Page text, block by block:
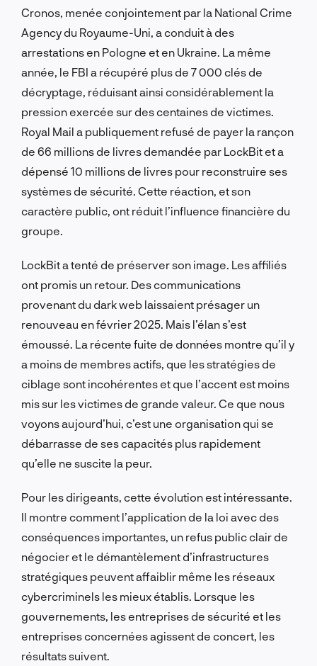
Cronos, menée conjointement par la National Crime
Agency du Royaume-Uni, a conduit à des
arrestations en Pologne et en Ukraine. La même
année, le FBI a récupéré plus de 7 000 clés de
décryptage, réduisant ainsi considérablement la
pression exercée sur des centaines de victimes.
Royal Mail a publiquement refusé de payer la rançon
de 66 millions de livres demandée par LockBit et a
dépensé 10 millions de livres pour reconstruire ses
systèmes de sécurité. Cette réaction, et son
caractère public, ont réduit l’influence financière du
groupe.
LockBit a tenté de préserver son image. Les affiliés
ont promis un retour. Des communications
provenant du dark web laissaient présager un
renouveau en février 2025. Mais l’élan s’est
émoussé. La récente fuite de données montre qu’il y
a moins de membres actifs, que les stratégies de
ciblage sont incohérentes et que l’accent est moins
mis sur les victimes de grande valeur. Ce que nous
voyons aujourd’hui, c’est une organisation qui se
débarrasse de ses capacités plus rapidement
qu’elle ne suscite la peur.
Pour les dirigeants, cette évolution est intéressante.
Il montre comment l’application de la loi avec des
conséquences importantes, un refus public clair de
négocier et le démantèlement d’infrastructures
stratégiques peuvent affaiblir même les réseaux
cybercriminels les mieux établis. Lorsque les
gouvernements, les entreprises de sécurité et les
entreprises concernées agissent de concert, les
résultats suivent.